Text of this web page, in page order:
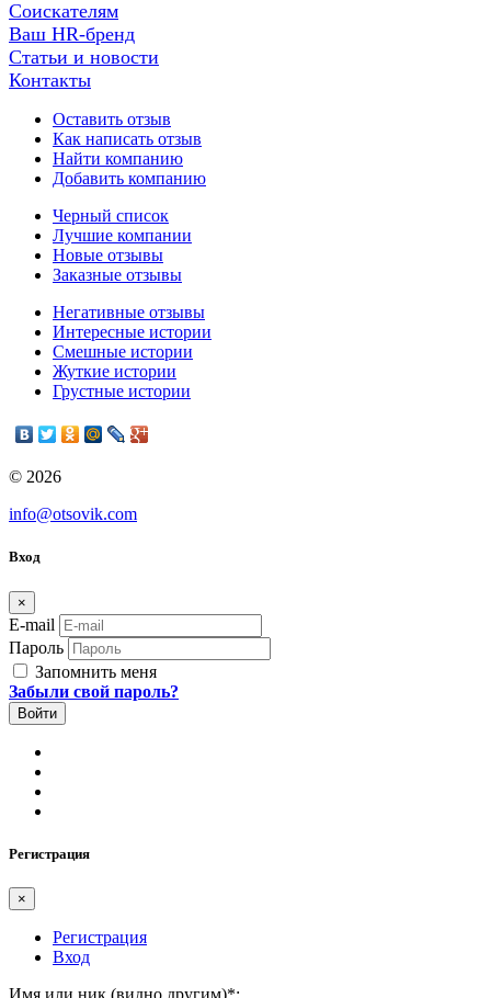
Соискателям
Ваш HR-бренд
Статьи и новости
Контакты
Оставить отзыв
Как написать отзыв
Найти компанию
Добавить компанию
Черный список
Лучшие компании
Новые отзывы
Заказные отзывы
Негативные отзывы
Интересные истории
Смешные истории
Жуткие истории
Грустные истории
© 2026
info@otsovik.com
Вход
×
E-mail
Пароль
Запомнить меня
Забыли свой пароль?
Регистрация
×
Регистрация
Вход
Имя или ник (видно другим)*: